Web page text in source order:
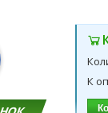
К